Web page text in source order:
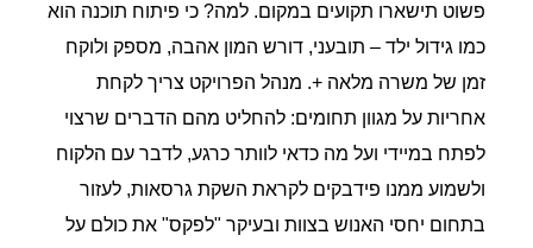
פשוט תישארו תקועים במקום. למה? כי פיתוח תוכנה הוא
כמו גידול ילד – תובעני, דורש המון אהבה, מספק ולוקח
זמן של משרה מלאה +. מנהל הפרויקט צריך לקחת
אחריות על מגוון תחומים: להחליט מהם הדברים שרצוי
לפתח במיידי ועל מה כדאי לוותר כרגע, לדבר עם הלקוח
ולשמוע ממנו פידבקים לקראת השקת גרסאות, לעזור
בתחום יחסי האנוש בצוות ובעיקר "לפקס" את כולם על